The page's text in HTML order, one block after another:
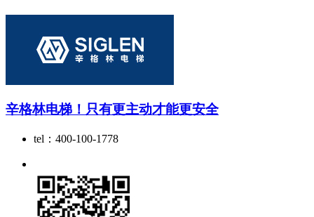
辛格林电梯！只有更主动才能更安全
tel：400-100-1778